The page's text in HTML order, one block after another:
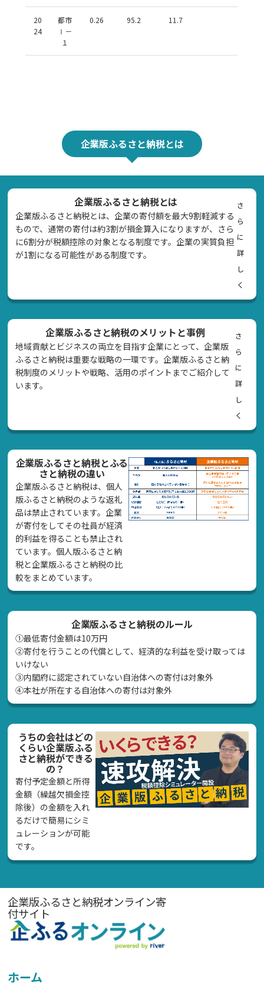
20
24
都市
Ⅰ－
１
0.26 95.2 11.7
企業版ふるさと納税とは
企業版ふるさと納税とは
企業版ふるさと納税とは、企業の寄付額を最大9割軽減する
もので、通常の寄付は約3割が損金算入になりますが、さら
に6割分が税額控除の対象となる制度です。企業の実質負担
が1割になる可能性がある制度です。
さ
ら
に
詳
し
く
企業版ふるさと納税のメリットと事例
地域貢献とビジネスの両立を目指す企業にとって、企業版
ふるさと納税は重要な戦略の一環です。企業版ふるさと納
税制度のメリットや戦略、活用のポイントまでご紹介して
います。
さ
ら
に
詳
し
く
企業版ふるさと納税とふる
さと納税の違い
企業版ふるさと納税は、個人
版ふるさと納税のような返礼
品は禁止されています。企業
が寄付をしてその社員が経済
的利益を得ることも禁止され
ています。個人版ふるさと納
税と企業版ふるさと納税の比
較をまとめています。
企業版ふるさと納税のルール
①最低寄付金額は10万円
②寄付を行うことの代償として、経済的な利益を受け取っては
いけない
➂内閣府に認定されていない自治体への寄付は対象外
④本社が所在する自治体への寄付は対象外
うちの会社はどの
くらい企業版ふる
さと納税ができる
の？
寄付予定金額と所得
金額（繰越欠損金控
除後）の金額を入れ
るだけで簡易にシミ
ュレーションが可能
です。
企業版ふるさと納税オンライン寄
付サイト
ホーム